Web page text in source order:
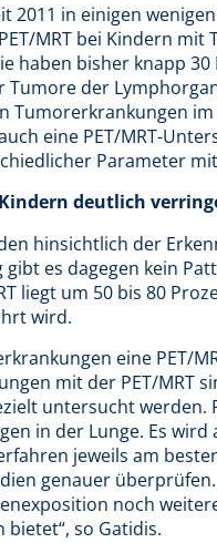
2011 in einigen
MRT bei Kindern
haben bisher knapp
der
Tumorerkrankungen
eine PET/MRT-
Parameter
deutlich
hinsichtlich der
es dagegen kein
liegt um 50 bis 80
wird.
eine PET/
mit der PET/MRT
untersucht
in der Lunge. Es
jeweils am
genauer
noch
so Gatidis.